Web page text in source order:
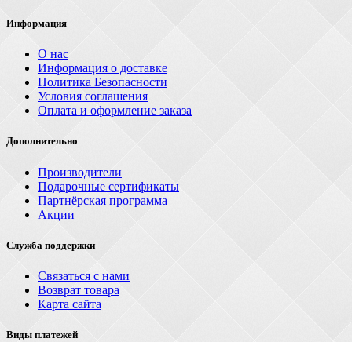
Информация
О нас
Информация о доставке
Политика Безопасности
Условия соглашения
Оплата и оформление заказа
Дополнительно
Производители
Подарочные сертификаты
Партнёрская программа
Акции
Служба поддержки
Связаться с нами
Возврат товара
Карта сайта
Виды платежей